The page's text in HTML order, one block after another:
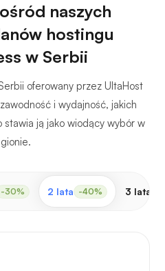
naszych
hostingu
w Serbii
oferowany przez UltaHost
i wydajność, jakich
ją jako wiodący wybór w
-30% 2 lata -40% 3 lata